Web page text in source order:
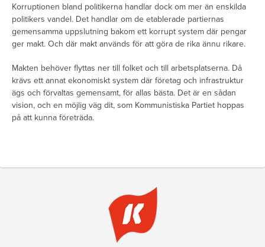
Korruptionen bland politikerna handlar dock om mer än enskilda
politikers vandel. Det handlar om de etablerade partiernas
gemensamma uppslutning bakom ett korrupt system där pengar
ger makt. Och där makt används för att göra de rika ännu rikare.
Makten behöver flyttas ner till folket och till arbetsplatserna. Då
krävs ett annat ekonomiskt system där företag och infrastruktur
ägs och förvaltas gemensamt, för allas bästa. Det är en sådan
vision, och en möjlig väg dit, som Kommunistiska Partiet hoppas
på att kunna företräda.